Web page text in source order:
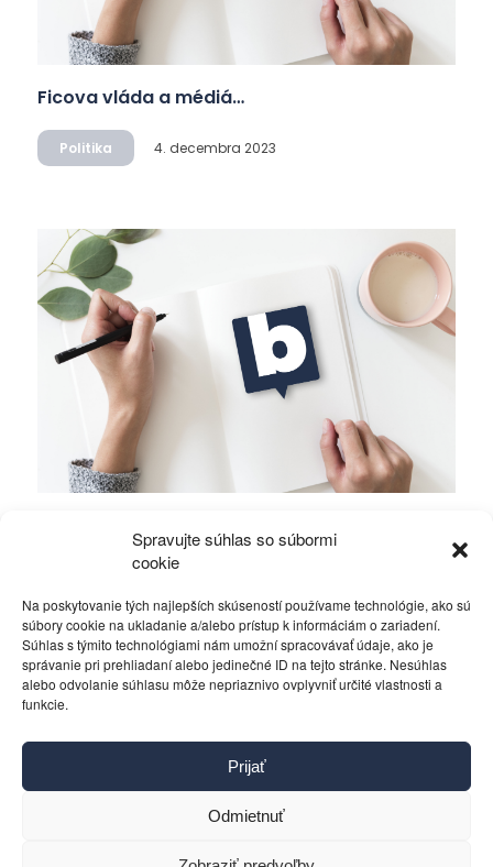
Spravujte súhlas so súbormi
cookie
Na poskytovanie tých najlepších skúseností používame technológie, ako sú
súbory cookie na ukladanie a/alebo prístup k informáciám o zariadení.
Súhlas s týmito technológiami nám umožní spracovávať údaje, ako je
správanie pri prehliadaní alebo jedinečné ID na tejto stránke. Nesúhlas
alebo odvolanie súhlasu môže nepriaznivo ovplyvniť určité vlastnosti a
funkcie.
Prijať
Odmietnuť
Ficova vláda a médiá…
Politika 4. decembra 2023
Gerasimovom?
Politika 4. decembra 2023
Kontakt
Pravidlá používania
Ochrana osobných údajov